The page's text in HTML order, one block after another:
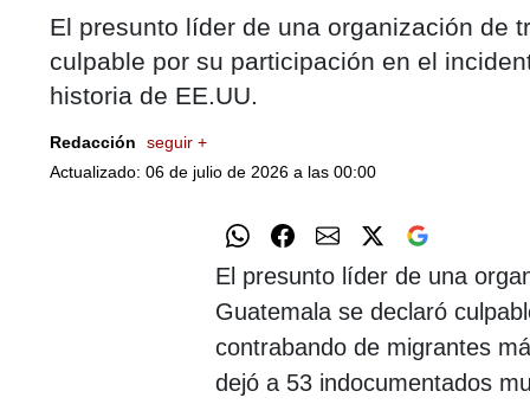
El presunto líder de una organización de
culpable por su participación en el
historia de EE.UU.
Redacción
seguir +
Actualizado: 06 de julio de 2026 a las 00:00
El presunto líder de una
Guatemala se declaró
contrabando de migrantes
dejó a 53 indocumentados